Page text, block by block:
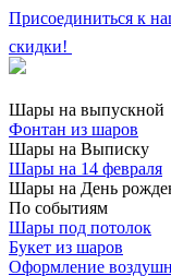
Присоединиться к
скидки!
Шары на выпускной
Фонтан из шаров
Шары на Выписку
Шары на 14 февраля
Шары на День
По событиям
Шары под потолок
Букет из шаров
Оформление